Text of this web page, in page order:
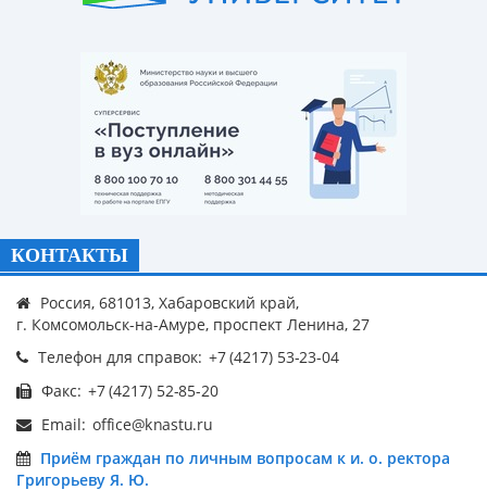
КОНТАКТЫ
Россия, 681013, Хабаровский край,
г. Комсомольск-на-Амуре, проспект Ленина, 27
Телефон для справок:
Факс:
Email:
Приём граждан по личным вопросам к и. о. ректора
Григорьеву Я. Ю.